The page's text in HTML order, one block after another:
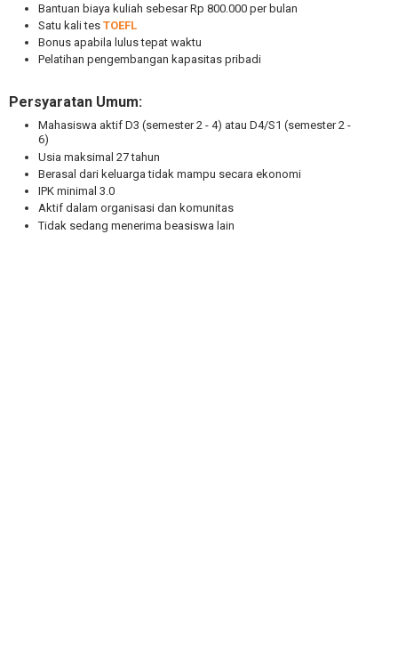
Bantuan biaya kuliah sebesar Rp 800.000 per bulan
Satu kali tes TOEFL
Bonus apabila lulus tepat waktu
Pelatihan pengembangan kapasitas pribadi
Persyaratan Umum:
Mahasiswa aktif D3 (semester 2 - 4) atau D4/S1 (semester 2 -
6)
Usia maksimal 27 tahun
Berasal dari keluarga tidak mampu secara ekonomi
IPK minimal 3.0
Aktif dalam organisasi dan komunitas
Tidak sedang menerima beasiswa lain